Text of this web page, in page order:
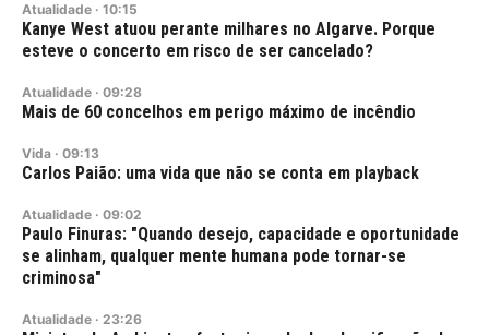
Atualidade · 10:15
Kanye West atuou perante milhares no Algarve. Porque
esteve o concerto em risco de ser cancelado?
Atualidade · 09:28
Mais de 60 concelhos em perigo máximo de incêndio
Vida · 09:13
Carlos Paião: uma vida que não se conta em playback
Atualidade · 09:02
Paulo Finuras: "Quando desejo, capacidade e oportunidade
se alinham, qualquer mente humana pode tornar-se
criminosa"
Atualidade · 23:26